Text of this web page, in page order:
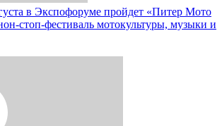
в Экспофоруме пройдет «Питер Мото
стоп-фестиваль мотокультуры, музыки и